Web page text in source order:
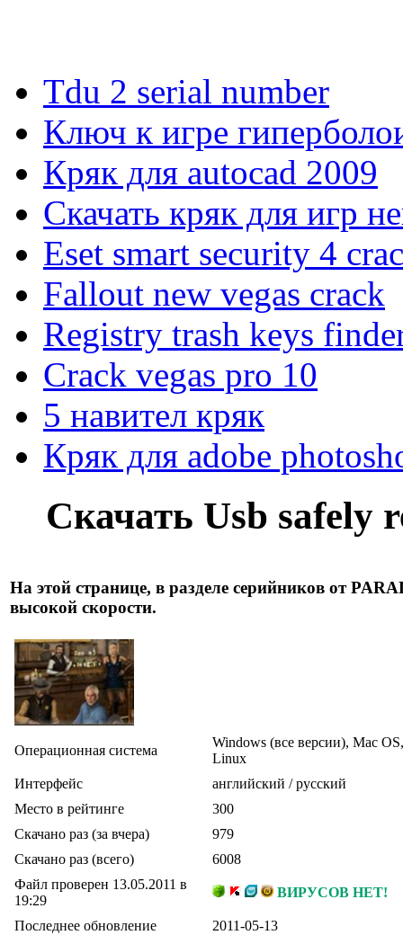
Tdu 2 serial number
Ключ к игре
Кряк для autocad 2009
Скачать кряк для игр
Eset smart security 4
Fallout new vegas crack
Registry trash keys
Crack vegas pro 10
5 навител кряк
Кряк для adobe
Скачать Usb safely
На этой странице, в разделе серийников от
высокой скорости.
Операционная система
Windows (все версии), Mac OS,
Linux
Интерфейс
английский / русский
Место в рейтинге
300
Скачано раз (за вчера)
979
Скачано раз (всего)
6008
Файл проверен 13.05.2011 в
19:29
ВИРУСОВ НЕТ!
Последнее обновление 2011-05-13